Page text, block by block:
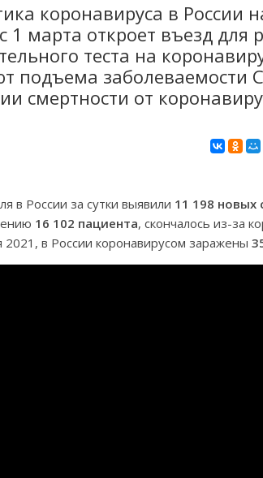
коронавируса в России
1 марта откроет въезд для
теста на
подъема заболеваемости
смертности от
в России за сутки выявили 11 198 новых
16 102 пациента, скончалось из-за
2021, в России коронавирусом заражены